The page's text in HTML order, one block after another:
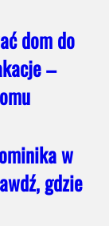
dom do
–
w
gdzie